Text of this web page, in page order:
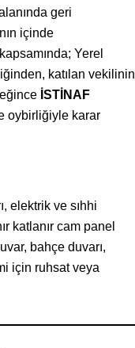
geri
içinde
Yerel
katılan vekilinin
İSTİNAF
oybirliğiyle karar
elektrik ve sıhhi
katlanır cam panel
bahçe duvarı,
için ruhsat veya